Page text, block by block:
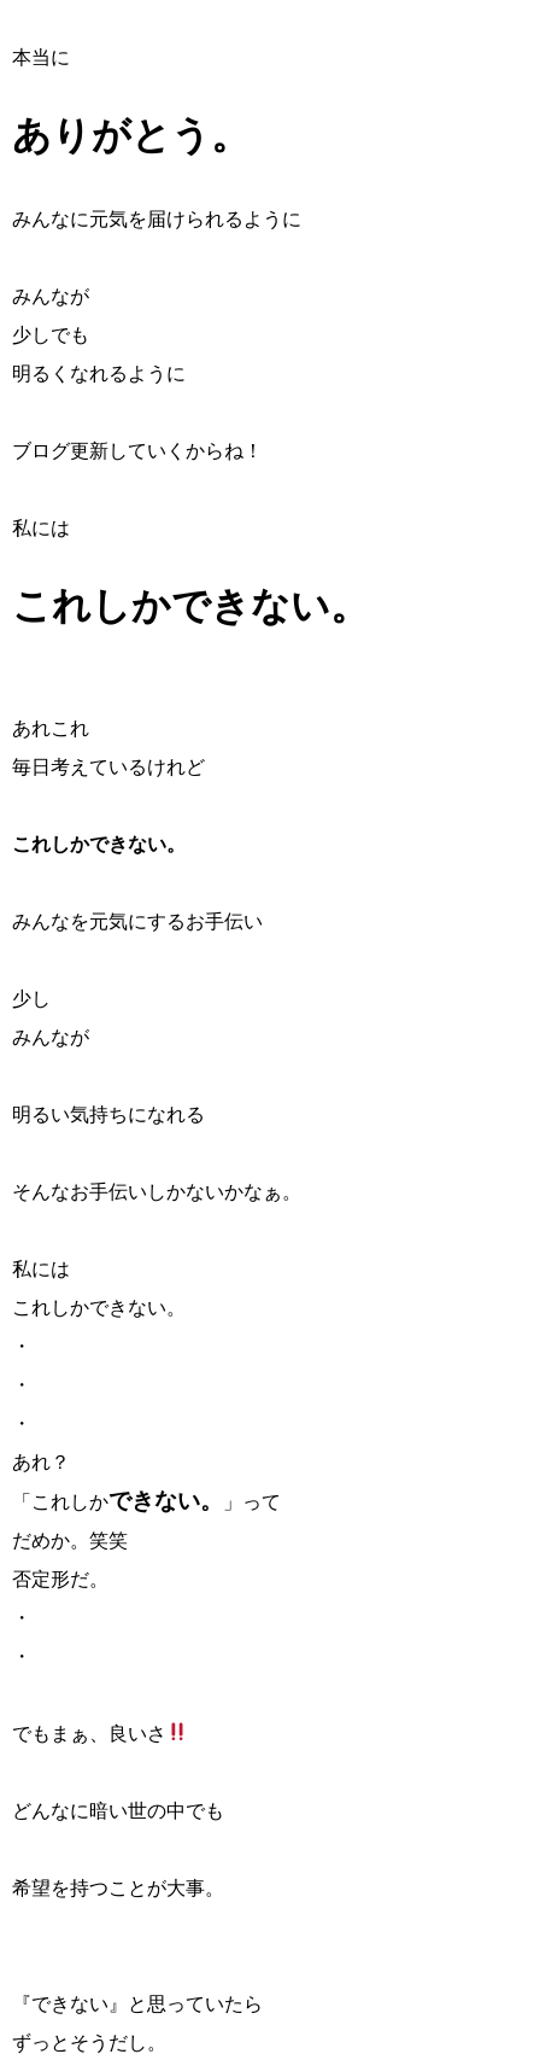
本当に
ありがとう。
みんなに元気を届けられるように
みんなが
少しでも
明るくなれるように
ブログ更新していくからね！
私には
これしかできない。
あれこれ
毎日考えているけれど
これしかできない。
みんなを元気にするお手伝い
少し
みんなが
明るい気持ちになれる
そんなお手伝いしかないかなぁ。
私には
これしかできない。
・
・
・
あれ？
「これしかできない。
」って
だめか。笑笑
否定形だ。
・
・
でもまぁ、良いさ
どんなに暗い世の中でも
希望を持つことが大事。
『できない』と思っていたら
ずっとそうだし。